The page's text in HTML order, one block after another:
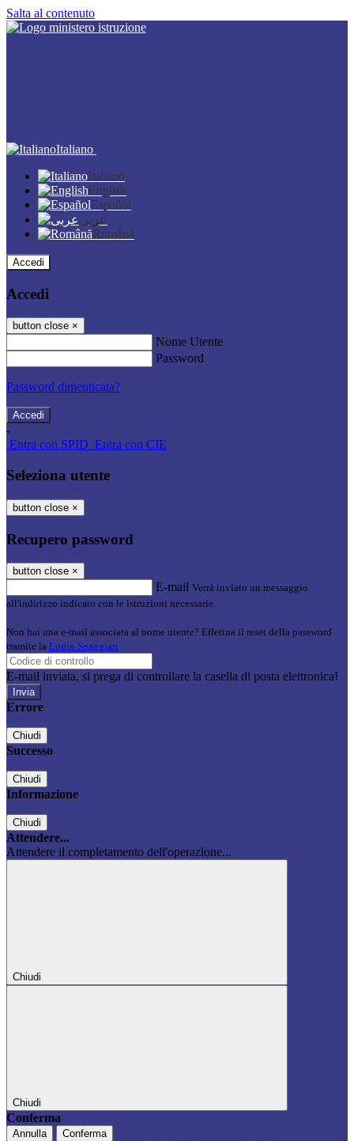
Salta al contenuto
Italiano
Italiano
English
Español
عربى
Română
Accedi
Accedi
button close ×
Nome Utente
Password
Password dimenticata?
-
Entra con SPID Entra con CIE
Seleziona utente
button close ×
Recupero password
button close ×
E-mail Verrà inviato un messaggio
all'indirizzo indicato con le istruzioni necessarie.
Non hai una e-mail associata al nome utente? Effettua il reset della password
tramite la Login Spaggiari
E-mail inviata, si prega di controllare la casella di posta elettronica!
Errore
Chiudi
Successo
Chiudi
Informazione
Chiudi
Attendere...
Attendere il completamento dell'operazione...
Chiudi
Chiudi
Conferma
Annulla Conferma